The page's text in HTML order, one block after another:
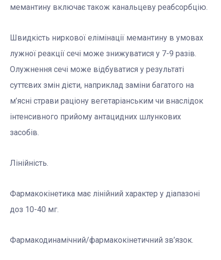
мемантину включає також канальцеву реабсорбцію.
Швидкість ниркової елімінації мемантину в умовах
лужної реакції сечі може знижуватися у 7-9 разів.
Олужнення сечі може відбуватися у результаті
суттєвих змін дієти, наприклад заміни багатого на
м’ясні страви раціону вегетаріанським чи внаслідок
інтенсивного прийому антацидних шлункових
засобів.
Лінійність.
Фармакокінетика має лінійний характер у діапазоні
доз 10-40 мг.
Фармакодинамічний/фармакокінетичний зв’язок.